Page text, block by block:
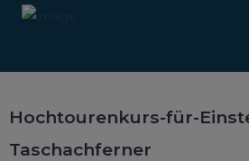
Hochtourenkurs-für-
Taschachferner